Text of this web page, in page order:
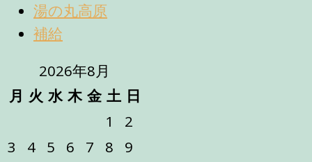
湯の丸高原
補給
2026年8月
月 火 水 木 金 土 日
1
2
3
4 5 6 7 8
9